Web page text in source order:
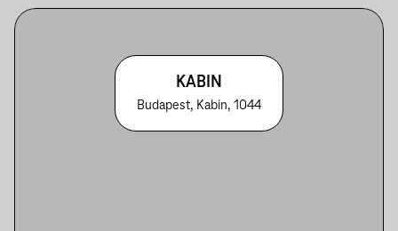
KABIN
Budapest, Kabin, 1044